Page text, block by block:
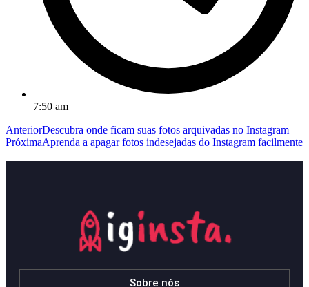
7:50 am
AnteriorDescubra onde ficam suas fotos arquivadas no Instagram
PróximaAprenda a apagar fotos indesejadas do Instagram facilmente
Sobre nós